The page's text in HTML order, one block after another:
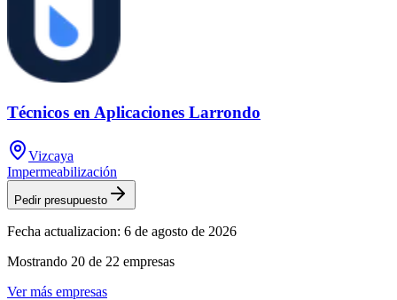
Técnicos en Aplicaciones Larrondo
Vizcaya
Impermeabilización
Pedir presupuesto
Fecha actualizacion: 6 de agosto de 2026
Mostrando 20 de 22 empresas
Ver más empresas